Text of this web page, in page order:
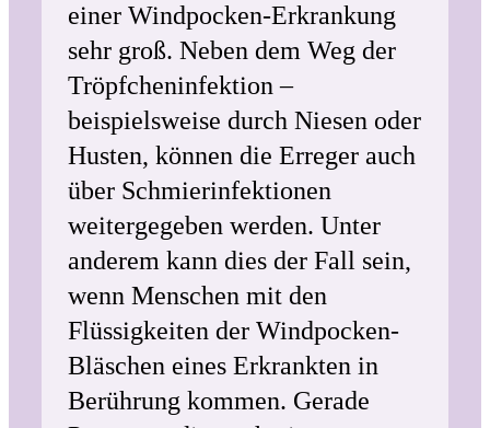
einer Windpocken-Erkrankung
sehr groß. Neben dem Weg der
Tröpfcheninfektion –
beispielsweise durch Niesen oder
Husten, können die Erreger auch
über Schmierinfektionen
weitergegeben werden. Unter
anderem kann dies der Fall sein,
wenn Menschen mit den
Flüssigkeiten der Windpocken-
Bläschen eines Erkrankten in
Berührung kommen. Gerade